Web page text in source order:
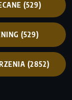
(529)
(529)
(2852)